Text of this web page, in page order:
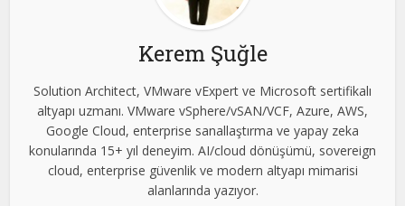
Kerem Şuğle
Solution Architect, VMware vExpert ve Microsoft sertifikalı
altyapı uzmanı. VMware vSphere/vSAN/VCF, Azure, AWS,
Google Cloud, enterprise sanallaştırma ve yapay zeka
konularında 15+ yıl deneyim. AI/cloud dönüşümü, sovereign
cloud, enterprise güvenlik ve modern altyapı mimarisi
alanlarında yazıyor.